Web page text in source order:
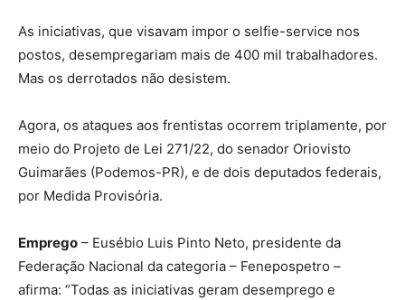
As iniciativas, que visavam impor o selfie-service nos
postos, desempregariam mais de 400 mil trabalhadores.
Mas os derrotados não desistem.
Agora, os ataques aos frentistas ocorrem triplamente, por
meio do Projeto de Lei 271/22, do senador Oriovisto
Guimarães (Podemos-PR), e de dois deputados federais,
por Medida Provisória.
Emprego – Eusébio Luis Pinto Neto, presidente da
Federação Nacional da categoria – Fenepospetro –
afirma: “Todas as iniciativas geram desemprego e